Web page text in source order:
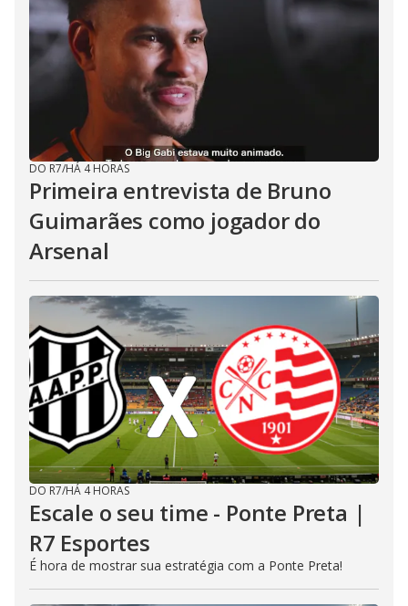
DO R7/HÁ 4 HORAS
Primeira entrevista de Bruno
Guimarães como jogador do
Arsenal
DO R7/HÁ 4 HORAS
Escale o seu time - Ponte Preta |
R7 Esportes
É hora de mostrar sua estratégia com a Ponte Preta!